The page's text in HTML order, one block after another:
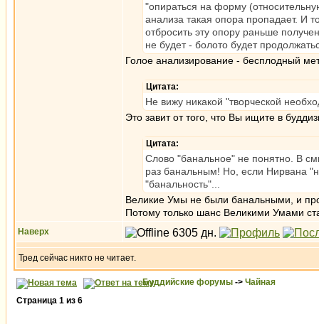
"опираться на форму
анализа такая опора пропадает. И
отбросить эту опору раньше
не будет - болото будет
Голое анализирование - бесплодный
Цитата:
Не вижу никакой "творческой
Это завит от того, что Вы ищите в
Цитата:
Слово "банальное" не понятно. В
раз банальным! Но, если Нирвана
"банальность"...
Великие Умы не были банальными, и
Потому только шанс Великими Умами
Наверх
Тред сейчас никто не читает.
Буддийские форумы -> Чайная
Страница 1 из 6